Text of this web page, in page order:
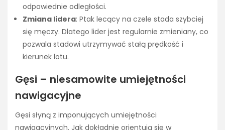
odpowiednie odległości.
Zmiana lidera: Ptak lecący na czele stada szybciej
się męczy. Dlatego lider jest regularnie zmieniany, co
pozwala stadowi utrzymywać stałą prędkość i
kierunek lotu.
Gęsi – niesamowite umiejętności
nawigacyjne
Gęsi słyną z imponujących umiejętności
nawigacyjnych. Jak dokładnie orientują się w